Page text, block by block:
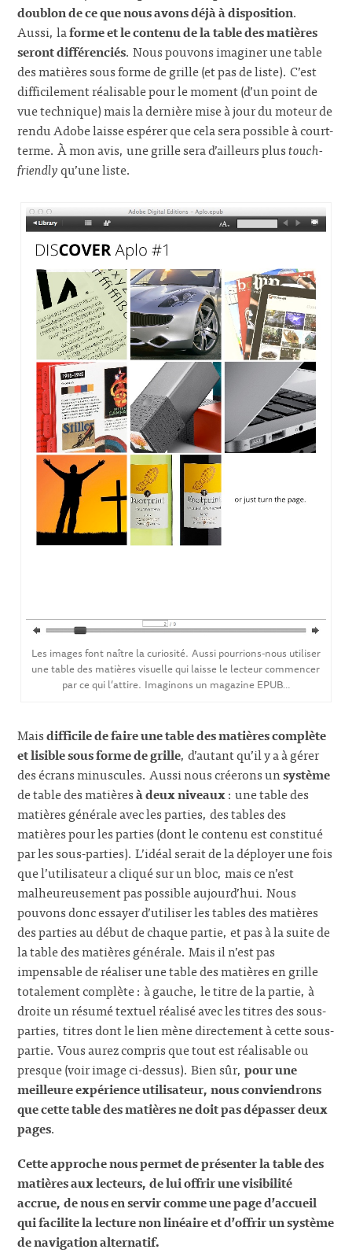
doublon de ce que nous avons déjà à disposition.
Aussi, laforme et le contenu de la table des matières
seront différenciés. Nous pouvons imaginer une table
des matières sous forme de grille (et pas de liste). C’est
difficilement réalisable pour le moment (d’un point de
vue technique) mais la dernière mise à jour du moteur de
rendu Adobe laisse espérer que cela sera possible à court-
terme. À mon avis, une grille sera d’ailleurs plustouch-
friendlyqu’une liste.
Les images font naître la curiosité. Aussi pourrions-nous utiliser
une table des matières visuelle qui laisse le lecteur commencer
par ce qui l’attire. Imaginons un magazine EPUB…
Maisdifficile de faire une table des matières complète
et lisible sous forme de grille, d’autant qu’il y a à gérer
des écrans minuscules. Aussi nous créerons unsystème
de table des matièresà deux niveaux: une table des
matières générale avec les parties, des tables des
matières pour les parties (dont le contenu est constitué
par les sous-parties). L’idéal serait de la déployer une fois
que l’utilisateur a cliqué sur un bloc, mais ce n’est
malheureusement pas possible aujourd’hui. Nous
pouvons donc essayer d’utiliser les tables des matières
des parties au début de chaque partie, et pas à la suite de
la table des matières générale. Mais il n’est pas
impensable de réaliser une table des matières en grille
totalement complète : à gauche, le titre de la partie, à
droite un résumé textuel réalisé avec les titres des sous-
parties, titres dont le lien mène directement à cette sous-
partie. Vous aurez compris que tout est réalisable ou
presque (voir image ci-dessus). Bien sûr, pour une
meilleure expérience utilisateur, nous conviendrons
que cette table des matières ne doit pas dépasser deux
pages.
Cette approche nous permet de présenter la table des
matières aux lecteurs, de lui offrir une visibilité
accrue, de nous en servir comme une page d’accueil
qui facilite la lecture non linéaire et d’offrir un système
de navigation alternatif.